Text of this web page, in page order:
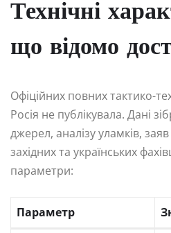
Технічні
що відомо
Офіційних повних тактико-
Росія не публікувала. Дані
джерел, аналізу уламків,
західних та українських
параметри:
Параметр